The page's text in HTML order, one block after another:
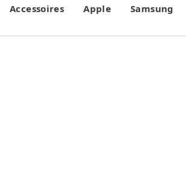
Accessoires Apple Samsung